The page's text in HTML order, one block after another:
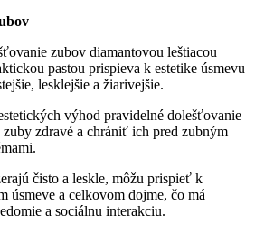
zubov diamantovou leštiacou
pastou prispieva k estetike úsmevu
lesklejšie a žiarivejšie.
výhod pravidelné dolešťovanie
zdravé a chrániť ich pred zubným
čisto a leskle, môžu prispieť k
úsmeve a celkovom dojme, čo má
a sociálnu interakciu.